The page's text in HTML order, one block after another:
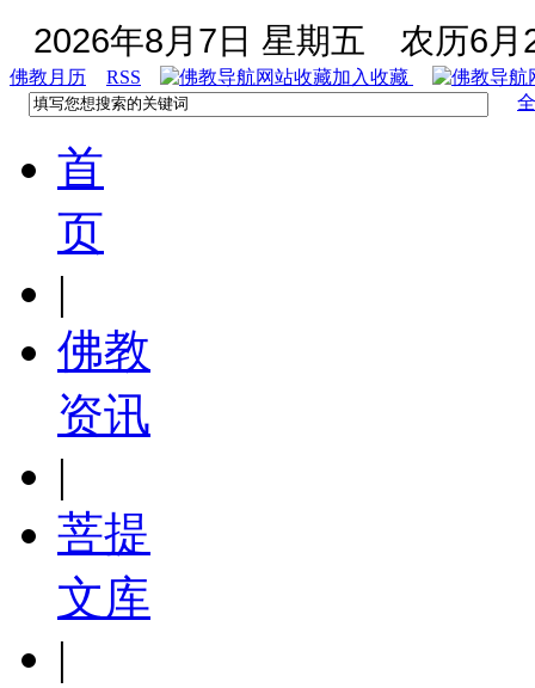
2026年8月7日 星期五 农历6月
佛教月历 RSS
加入收藏
首
页
|
佛教
资讯
|
菩提
文库
|